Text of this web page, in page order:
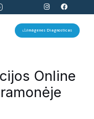
I
n
s
t
a
F
a
c
e
b
Imágenes Diagnosticas
Online